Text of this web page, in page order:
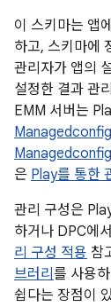
이 스키마는 앱
하고, 스키마에
관리자가 앱의
설정한 결과 관
EMM 서버는
은 Play를 통한
관리 구성은
하거나 DPC에
리 구성 적용 참
브러리 를 사용
쉽다는 장점이